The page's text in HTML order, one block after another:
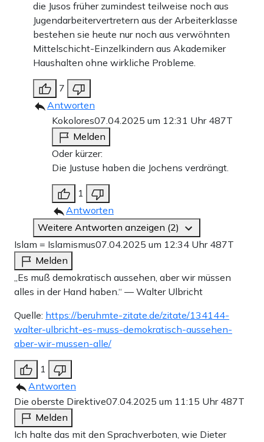
die Jusos früher zumindest teilweise noch aus
Jugendarbeitervertretern aus der Arbeiterklasse
bestehen sie heute nur noch aus verwöhnten
Mittelschicht-Einzelkindern aus Akademiker
Haushalten ohne wirkliche Probleme.
7
Antworten
Kokolores07.04.2025 um 12:31 Uhr 487T
Melden
Oder kürzer:
Die Justuse haben die Jochens verdrängt.
1
Antworten
Weitere Antworten anzeigen (2)
Islam = Islamismus07.04.2025 um 12:34 Uhr 487T
Melden
„Es muß demokratisch aussehen, aber wir müssen
alles in der Hand haben.“ — Walter Ulbricht
Quelle: https://beruhmte-zitate.de/zitate/134144-
walter-ulbricht-es-muss-demokratisch-aussehen-
aber-wir-mussen-alle/
1
Antworten
Die oberste Direktive07.04.2025 um 11:15 Uhr 487T
Melden
Ich halte das mit den Sprachverboten, wie Dieter